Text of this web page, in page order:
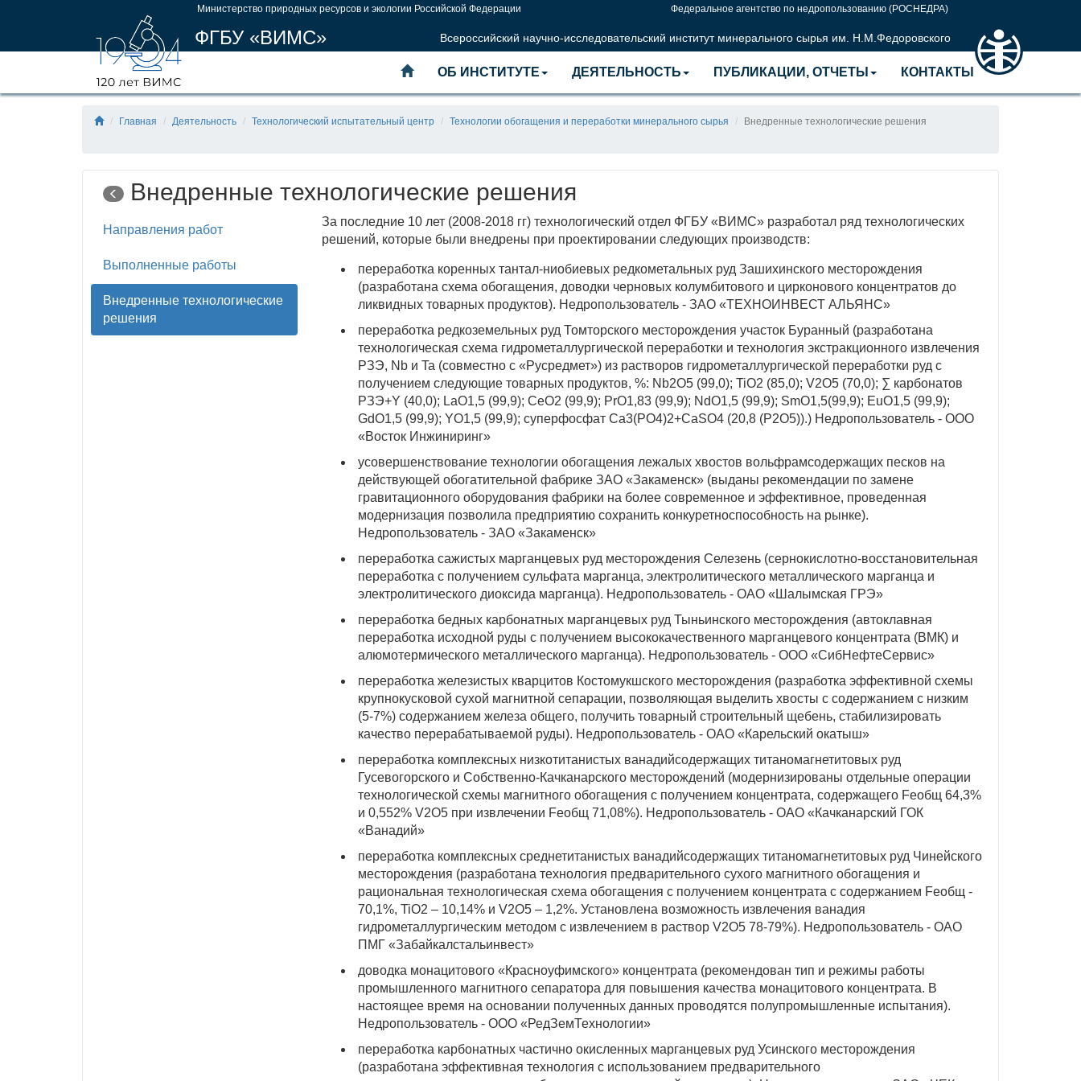
Министерство природных ресурсов и экологии Российской Федерации Федеральное агентство по недропользованию (РОСНЕДРА)
ФГБУ «ВИМС» Всероссийский научно-исследовательский институт минерального сырья им. Н.М.Федоровского
ОБ ИНСТИТУТЕ ДЕЯТЕЛЬНОСТЬ ПУБЛИКАЦИИ, ОТЧЕТЫ КОНТАКТЫ
Главная Деятельность Технологический испытательный центр Технологии обогащения и переработки минерального сырья Внедренные технологические решения
Внедренные технологические решения
Направления работ
Выполненные работы
Внедренные технологические
решения
За последние 10 лет (2008-2018 гг) технологический отдел ФГБУ «ВИМС» разработал ряд технологических
решений, которые были внедрены при проектировании следующих производств:
переработка коренных тантал-ниобиевых редкометальных руд Зашихинского месторождения
(разработана схема обогащения, доводки черновых колумбитового и цирконового концентратов до
ликвидных товарных продуктов). Недропользователь - ЗАО «ТЕХНОИНВЕСТ АЛЬЯНС»
переработка редкоземельных руд Томторского месторождения участок Буранный (разработана
технологическая схема гидрометаллургической переработки и технология экстракционного извлечения
РЗЭ, Nb и Ta (совместно с «Русредмет») из растворов гидрометаллургической переработки руд с
получением следующие товарных продуктов, %: Nb2O5 (99,0); TiO2 (85,0); V2O5 (70,0); ∑ карбонатов
РЗЭ+Y (40,0); LaO1,5 (99,9); CeO2 (99,9); PrO1,83 (99,9); NdO1,5 (99,9); SmO1,5(99,9); EuO1,5 (99,9);
GdO1,5 (99,9); YO1,5 (99,9); суперфосфат Ca3(PO4)2+CaSO4 (20,8 (P2O5)).) Недропользователь - ООО
«Восток Инжиниринг»
усовершенствование технологии обогащения лежалых хвостов вольфрамсодержащих песков на
действующей обогатительной фабрике ЗАО «Закаменск» (выданы рекомендации по замене
гравитационного оборудования фабрики на более современное и эффективное, проведенная
модернизация позволила предприятию сохранить конкуретноспособность на рынке).
Недропользователь - ЗАО «Закаменск»
переработка сажистых марганцевых руд месторождения Селезень (сернокислотно-восстановительная
переработка с получением сульфата марганца, электролитического металлического марганца и
электролитического диоксида марганца). Недропользователь - ОАО «Шалымская ГРЭ»
переработка бедных карбонатных марганцевых руд Тыньинского месторождения (автоклавная
переработка исходной руды с получением высококачественного марганцевого концентрата (ВМК) и
алюмотермического металлического марганца). Недропользователь - ООО «СибНефтеСервис»
переработка железистых кварцитов Костомукшского месторождения (разработка эффективной схемы
крупнокусковой сухой магнитной сепарации, позволяющая выделить хвосты с содержанием с низким
(5-7%) содержанием железа общего, получить товарный строительный щебень, стабилизировать
качество перерабатываемой руды). Недропользователь - ОАО «Карельский окатыш»
переработка комплексных низкотитанистых ванадийсодержащих титаномагнетитовых руд
Гусевогорского и Собственно-Качканарского месторождений (модернизированы отдельные операции
технологической схемы магнитного обогащения с получением концентрата, содержащего Feобщ 64,3%
и 0,552% V2O5 при извлечении Feобщ 71,08%). Недропользователь - ОАО «Качканарский ГОК
«Ванадий»
переработка комплексных среднетитанистых ванадийсодержащих титаномагнетитовых руд Чинейского
месторождения (разработана технология предварительного сухого магнитного обогащения и
рациональная технологическая схема обогащения с получением концентрата с содержанием Feобщ -
70,1%, TiO2 – 10,14% и V2O5 – 1,2%. Установлена возможность извлечения ванадия
гидрометаллургическим методом с извлечением в раствор V2O5 78-79%). Недропользователь - ОАО
ПМГ «Забайкалстальинвест»
доводка монацитового «Красноуфимского» концентрата (рекомендован тип и режимы работы
промышленного магнитного сепаратора для повышения качества монацитового концентрата. В
настоящее время на основании полученных данных проводятся полупромышленные испытания).
Недропользователь - ООО «РедЗемТехнологии»
переработка карбонатных частично окисленных марганцевых руд Усинского месторождения
(разработана эффективная технология с использованием предварительного